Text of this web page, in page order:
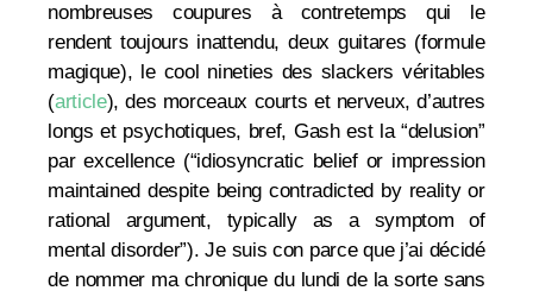
nombreuses coupures à contretemps qui le
rendent toujours inattendu, deux guitares (formule
magique), le cool nineties des slackers véritables
(article), des morceaux courts et nerveux, d’autres
longs et psychotiques, bref, Gash est la “delusion”
par excellence (“idiosyncratic belief or impression
maintained despite being contradicted by reality or
rational argument, typically as a symptom of
mental disorder”). Je suis con parce que j’ai décidé
de nommer ma chronique du lundi de la sorte sans